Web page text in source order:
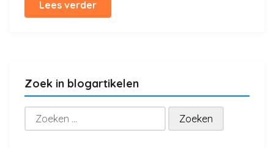
Lees verder
Zoek in blogartikelen
Zoeken
naar: